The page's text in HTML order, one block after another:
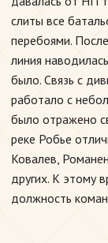
слиты все
перебоями.
линия
было. Связь с
работало с
было отражено
реке Робье
Ковалев,
других. К этому
должность